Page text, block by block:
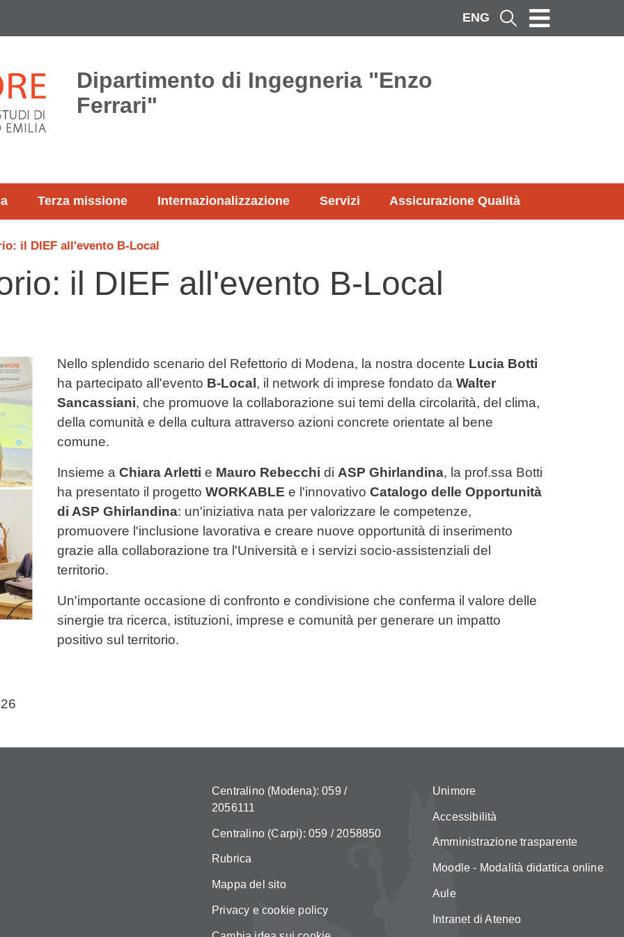
ENG Cerca
Dipartimento di Ingegneria "Enzo
Ferrari"
Terza missione Internazionalizzazione Servizi Assicurazione Qualità
il DIEF all'evento B-Local
il DIEF all'evento B-Local
Nello splendido scenario del Refettorio di Modena, la nostra docente Lucia Botti
ha partecipato all'evento B-Local , il network di imprese fondato da Walter
Sancassiani, che promuove la collaborazione sui temi della circolarità, del clima,
della comunità e della cultura attraverso azioni concrete orientate al bene
comune.
Insieme a Chiara Arletti e Mauro Rebecchi di ASP Ghirlandina, la prof.ssa Botti
ha presentato il progetto WORKABLE e l'innovativo Catalogo delle Opportunità
di ASP Ghirlandina: un'iniziativa nata per valorizzare le competenze,
promuovere l'inclusione lavorativa e creare nuove opportunità di inserimento
grazie alla collaborazione tra l'Università e i servizi socio-assistenziali del
territorio.
Un'importante occasione di confronto e condivisione che conferma il valore delle
sinergie tra ricerca, istituzioni, imprese e comunità per generare un impatto
positivo sul territorio.
Centralino (Modena): 059 /
2056111
Centralino (Carpi): 059 / 2058850
Rubrica
Mappa del sito
Privacy e cookie policy
Unimore
Accessibilità
Amministrazione trasparente
Moodle - Modalità didattica online
Aule
Intranet di Ateneo